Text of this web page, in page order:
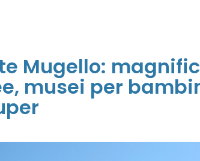
Mugello:
musei per